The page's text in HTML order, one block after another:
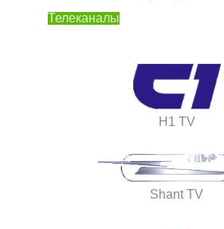
Телеканалы
H1 TV
Shant TV